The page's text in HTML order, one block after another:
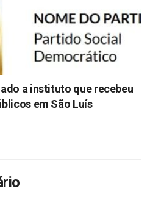
a instituto que recebeu
em São Luís